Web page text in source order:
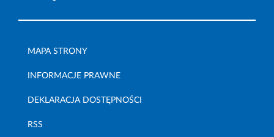
MAPA STRONY
INFORMACJE PRAWNE
DEKLARACJA DOSTĘPNOŚCI
RSS